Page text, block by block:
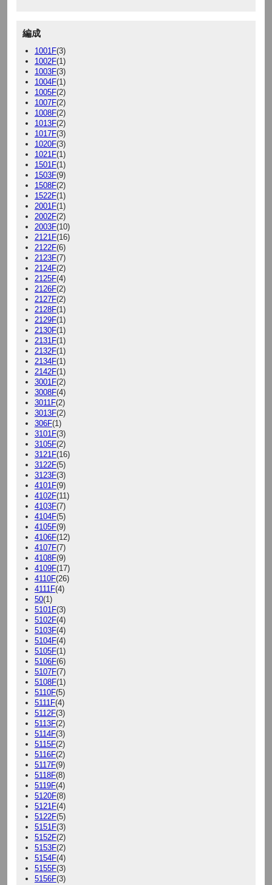
編成
1001F(3)
1002F(1)
1003F(3)
1004F(1)
1005F(2)
1007F(2)
1008F(2)
1013F(2)
1017F(3)
1020F(3)
1021F(1)
1501F(1)
1503F(9)
1508F(2)
1522F(1)
2001F(1)
2002F(2)
2003F(10)
2121F(16)
2122F(6)
2123F(7)
2124F(2)
2125F(4)
2126F(2)
2127F(2)
2128F(1)
2129F(1)
2130F(1)
2131F(1)
2132F(1)
2134F(1)
2142F(1)
3001F(2)
3008F(4)
3011F(2)
3013F(2)
306F(1)
3101F(3)
3105F(2)
3121F(16)
3122F(5)
3123F(3)
4101F(9)
4102F(11)
4103F(7)
4104F(5)
4105F(9)
4106F(12)
4107F(7)
4108F(9)
4109F(17)
4110F(26)
4111F(4)
50(1)
5101F(3)
5102F(4)
5103F(4)
5104F(4)
5105F(1)
5106F(6)
5107F(7)
5108F(1)
5110F(5)
5111F(4)
5112F(3)
5113F(2)
5114F(3)
5115F(2)
5116F(2)
5117F(9)
5118F(8)
5119F(4)
5120F(8)
5121F(4)
5122F(5)
5151F(3)
5152F(2)
5153F(2)
5154F(4)
5155F(3)
5156F(3)